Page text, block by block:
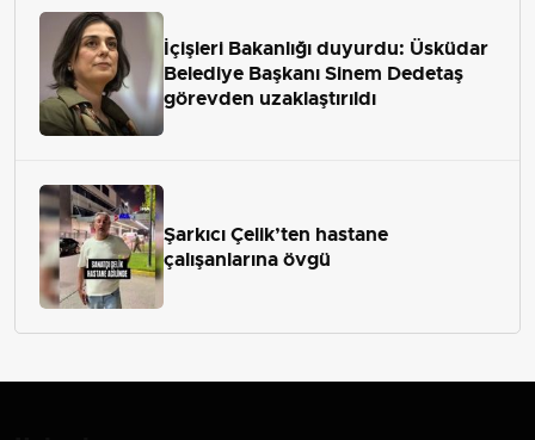
İçişleri Bakanlığı duyurdu: Üsküdar
Belediye Başkanı Sinem Dedetaş
görevden uzaklaştırıldı
Şarkıcı Çelik’ten hastane
çalışanlarına övgü